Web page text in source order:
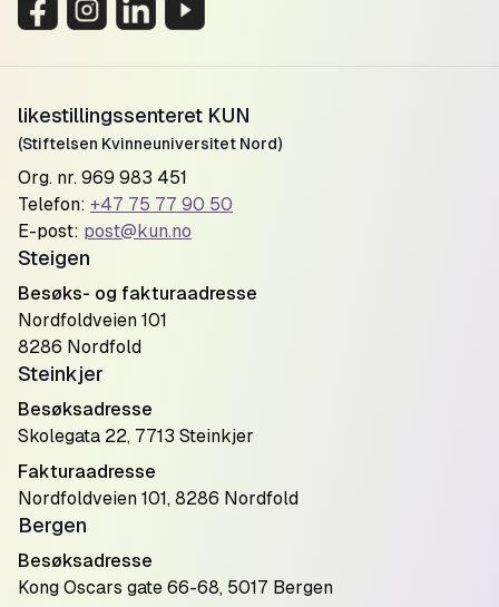
likestillingssenteret KUN
(Stiftelsen Kvinneuniversitet Nord)
Org. nr. 969 983 451
Telefon: +47 75 77 90 50
E-post: post@kun.no
Steigen
Besøks- og fakturaadresse
Nordfoldveien 101
8286 Nordfold
Steinkjer
Besøksadresse
Skolegata 22, 7713 Steinkjer
Fakturaadresse
Nordfoldveien 101, 8286 Nordfold
Bergen
Besøksadresse
Kong Oscars gate 66-68, 5017 Bergen